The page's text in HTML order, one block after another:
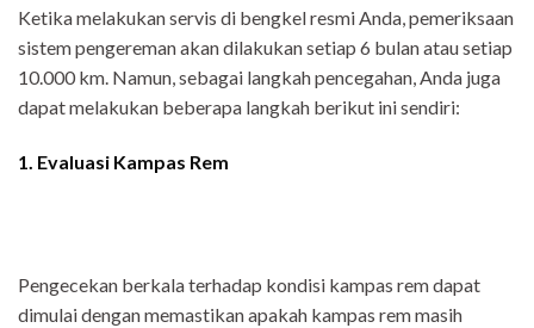
Ketika melakukan servis di bengkel resmi Anda, pemeriksaan
sistem pengereman akan dilakukan setiap 6 bulan atau setiap
10.000 km. Namun, sebagai langkah pencegahan, Anda juga
dapat melakukan beberapa langkah berikut ini sendiri:
1. Evaluasi Kampas Rem
Pengecekan berkala terhadap kondisi kampas rem dapat
dimulai dengan memastikan apakah kampas rem masih